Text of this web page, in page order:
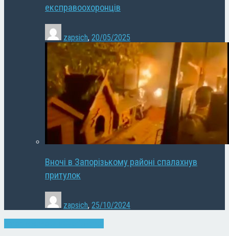
експравоохоронців
zapsich, 20/05/2025
Вночі в Запорізькому районі спалахнув
притулок
zapsich, 25/10/2024